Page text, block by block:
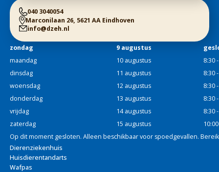
040 3040054
Marconilaan 26, 5621 AA Eindhoven
info@dzeh.nl
zondag 9 augustus
maandag
10 augustus
8:30
dinsdag
11 augustus
8:30
woensdag
12 augustus
8:30
donderdag
13 augustus
8:30
vrijdag
14 augustus
8:30
zaterdag
15 augustus
Op dit moment gesloten. Alleen beschikbaar voor spoedgevallen.
Dierenziekenhuis
Huisdierentandarts
Wafpas